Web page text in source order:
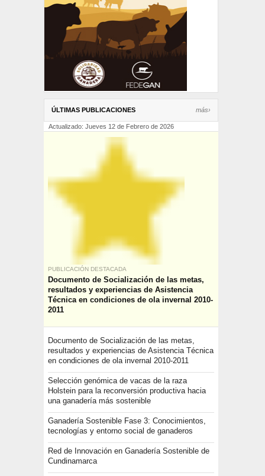
ÚLTIMAS PUBLICACIONES más›
Actualizado: Jueves 12 de Febrero de 2026
PUBLICACIÓN DESTACADA
Documento de Socialización de las metas,
resultados y experiencias de Asistencia
Técnica en condiciones de ola invernal 2010-
2011
Documento de Socialización de las metas,
resultados y experiencias de Asistencia Técnica
en condiciones de ola invernal 2010-2011
Selección genómica de vacas de la raza
Holstein para la reconversión productiva hacia
una ganadería más sostenible
Ganadería Sostenible Fase 3: Conocimientos,
tecnologías y entorno social de ganaderos
Red de Innovación en Ganadería Sostenible de
Cundinamarca